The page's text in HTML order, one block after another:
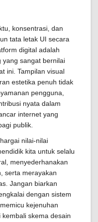
konsentrasi, dan
tata letak UI secara
digital adalah
yang sangat bernilai
ini. Tampilan visual
estetika penuh tidak
pengguna,
nyata dalam
internet yang
publik.
nilai-nilai
kita untuk selalu
menyederhanakan
serta merayakan
Jangan biarkan
dengan sistem
kejenuhan
skema desain